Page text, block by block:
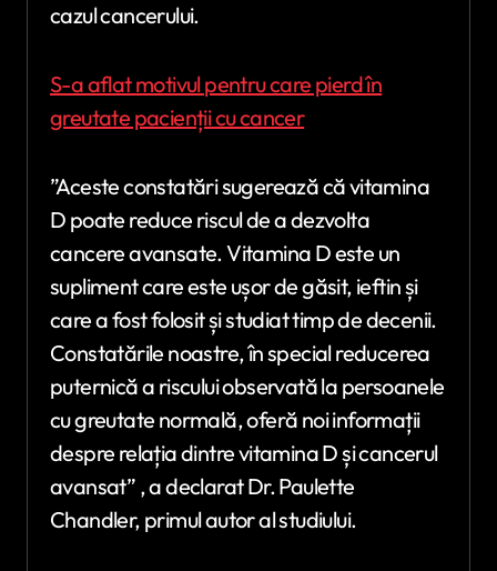
cazul cancerului.
S-a aflat motivul pentru care pierd în
greutate pacienții cu cancer
”Aceste constatări sugerează că vitamina
D poate reduce riscul de a dezvolta
cancere avansate. Vitamina D este un
supliment care este ușor de găsit, ieftin și
care a fost folosit și studiat timp de decenii.
Constatările noastre, în special reducerea
puternică a riscului observată la persoanele
cu greutate normală, oferă noi informații
despre relația dintre vitamina D și cancerul
avansat” , a declarat Dr. Paulette
Chandler, primul autor al studiului.